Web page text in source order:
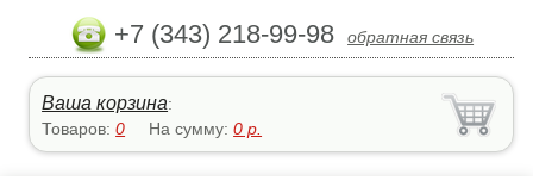
+7 (343) 218-99-98 обратная связь
Ваша корзина:
Товаров:0 На сумму:0 р.